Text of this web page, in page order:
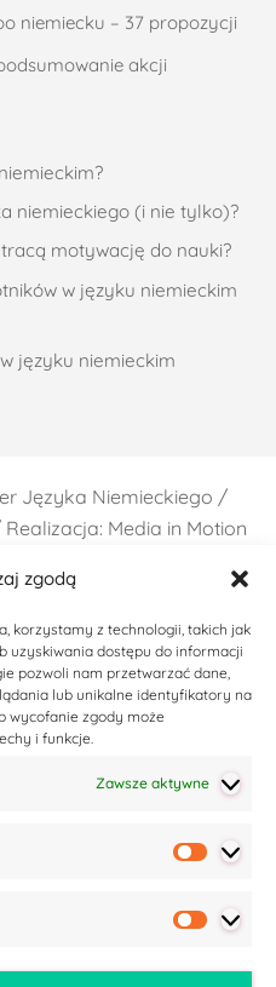
zgodą
korzystamy z technologii, takich jak
uzyskiwania dostępu do informacji
pozwoli nam przetwarzać dane,
lub unikalne identyfikatory na
wycofanie zgody może
i funkcje.
Zawsze aktywne
niemiecku – 37 propozycji
akcji
niemieckiego (i nie tylko)?
motywację do nauki?
w języku niemieckim
języku niemieckim
Języka Niemieckiego /
Media in Motion